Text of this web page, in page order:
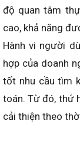
độ quan tâm
cao, khả năng
Hành vi người
hợp của doanh
tốt nhu cầu tìm
toán. Từ đó, thứ
cải thiện theo